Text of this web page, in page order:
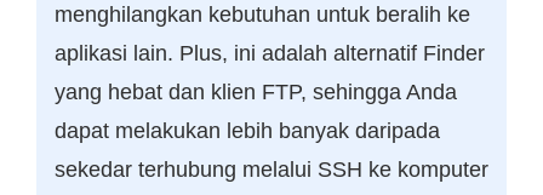
menghilangkan kebutuhan untuk beralih ke
aplikasi lain. Plus, ini adalah alternatif Finder
yang hebat dan klien FTP, sehingga Anda
dapat melakukan lebih banyak daripada
sekedar terhubung melalui SSH ke komputer